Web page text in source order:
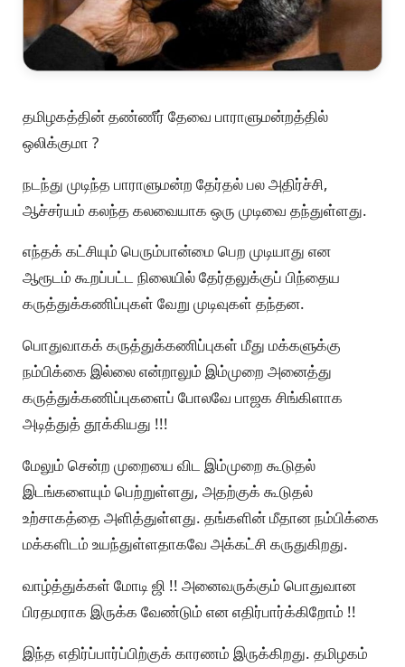
தமிழகத்தின் தண்ணீர் தேவை பாராளுமன்றத்தில்
ஒலிக்குமா ?
நடந்து முடிந்த பாராளுமன்ற தேர்தல் பல அதிர்ச்சி,
ஆச்சர்யம் கலந்த கலவையாக ஒரு முடிவை தந்துள்ளது.
எந்தக் கட்சியும் பெரும்பான்மை பெற முடியாது என
ஆரூடம் கூறப்பட்ட நிலையில் தேர்தலுக்குப் பிந்தைய
கருத்துக்கணிப்புகள் வேறு முடிவுகள் தந்தன.
பொதுவாகக் கருத்துக்கணிப்புகள் மீது மக்களுக்கு
நம்பிக்கை இல்லை என்றாலும் இம்முறை அனைத்து
கருத்துக்கணிப்புகளைப் போலவே பாஜக சிங்கிளாக
அடித்துத் தூக்கியது !!!
மேலும் சென்ற முறையை விட இம்முறை கூடுதல்
இடங்களையும் பெற்றுள்ளது, அதற்குக் கூடுதல்
உற்சாகத்தை அளித்துள்ளது. தங்களின் மீதான நம்பிக்கை
மக்களிடம் உயந்துள்ளதாகவே அக்கட்சி கருதுகிறது.
வாழ்த்துக்கள் மோடி ஜி !! அனைவருக்கும் பொதுவான
பிரதமராக இருக்க வேண்டும் என எதிர்பார்க்கிறோம் !!
இந்த எதிர்ப்பார்ப்பிற்குக் காரணம் இருக்கிறது. தமிழகம்